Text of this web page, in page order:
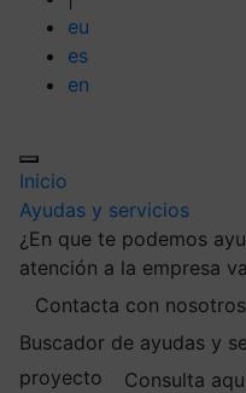
eu
es
en
Inicio
Ayudas y servicios
¿En que te podemos
atención a la empresa
Contacta con nosotros
Buscador de ayudas y
proyecto
Consulta